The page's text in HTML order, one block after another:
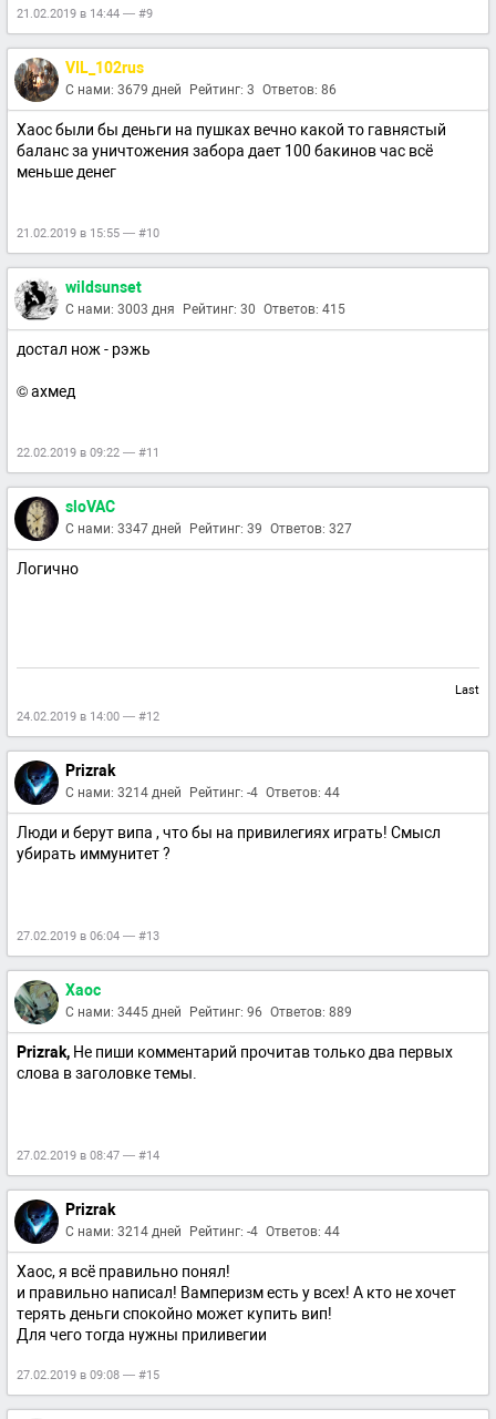
21.02.2019 в 14:44 — #9
VIL_102rus
С нами: 3679 дней Рейтинг: 3 Ответов: 86
Xaoc были бы деньги на пушках вечно какой то гавнястый
баланс за уничтожения забора дает 100 бакинов час всё
меньше денег
21.02.2019 в 15:55 — #10
wildsunset
С нами: 3003 дня Рейтинг: 30 Ответов: 415
достал нож - рэжь
© ахмед
22.02.2019 в 09:22 — #11
sloVAC
С нами: 3347 дней Рейтинг: 39 Ответов: 327
Логично
Last
24.02.2019 в 14:00 — #12
Prizrak
С нами: 3214 дней Рейтинг: -4 Ответов: 44
Люди и берут випа , что бы на привилегиях играть! Смысл
убирать иммунитет ?
27.02.2019 в 06:04 — #13
Xaoc
С нами: 3445 дней Рейтинг: 96 Ответов: 889
Prizrak, Не пиши комментарий прочитав только два первых
слова в заголовке темы.
27.02.2019 в 08:47 — #14
Prizrak
С нами: 3214 дней Рейтинг: -4 Ответов: 44
Xaoc, я всё правильно понял!
и правильно написал! Вамперизм есть у всех! А кто не хочет
терять деньги спокойно может купить вип!
Для чего тогда нужны приливегии
27.02.2019 в 09:08 — #15